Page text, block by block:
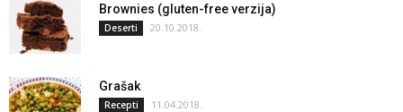
Brownies (gluten-free verzija)
Deserti 20.10.2018.
Grašak
Recepti 11.04.2018.